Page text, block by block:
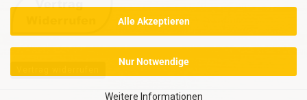
Alle Akzeptieren
Nur Notwendige
Weitere Informationen